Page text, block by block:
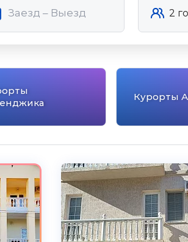
Курорты
5.0 Чистота Великолепно
Комфорт Великолепно
Расположение Великолепно